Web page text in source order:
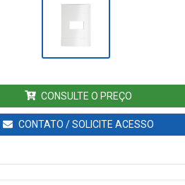
CONSULTE O PREÇO
CONTATO / SOLICITE ACESSO